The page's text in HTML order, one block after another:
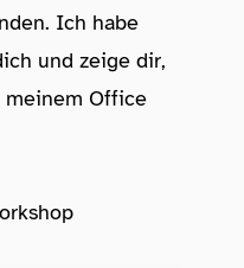
Ich habe
und zeige dir,
meinem Office